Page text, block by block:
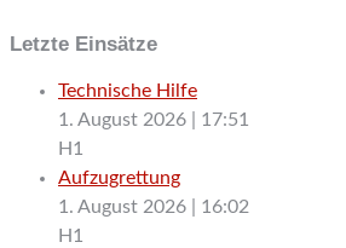
Letzte Einsätze
Technische Hilfe
1. August 2026
17:51
H1
Aufzugrettung
1. August 2026
16:02
H1